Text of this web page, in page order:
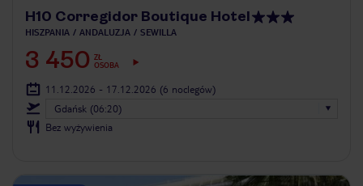
H10 Corregidor Boutique Hotel
HISZPANIA ANDALUZJA SEWILLA
3 450 ZŁ
OSOBA
11.12.2026 - 17.12.2026 (6 noclegów)
Gdańsk (06:20)
Bez wyżywienia